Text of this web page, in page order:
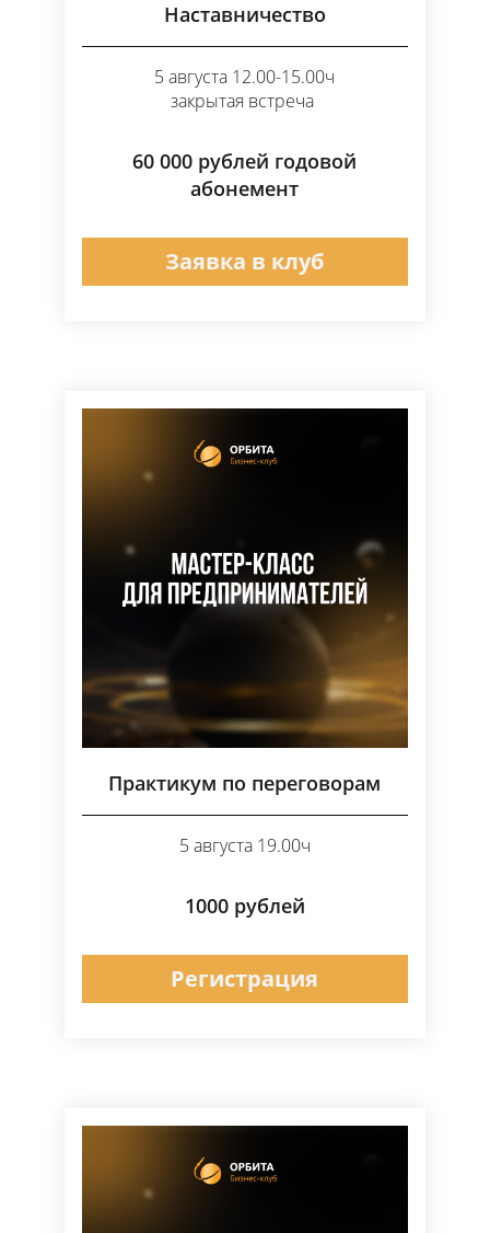
Наставничество
5 августа 12.00-15.00ч
закрытая встреча
60 000 рублей годовой
абонемент
Заявка в клуб
Практикум по переговорам
5 августа 19.00ч
1000 рублей
Регистрация